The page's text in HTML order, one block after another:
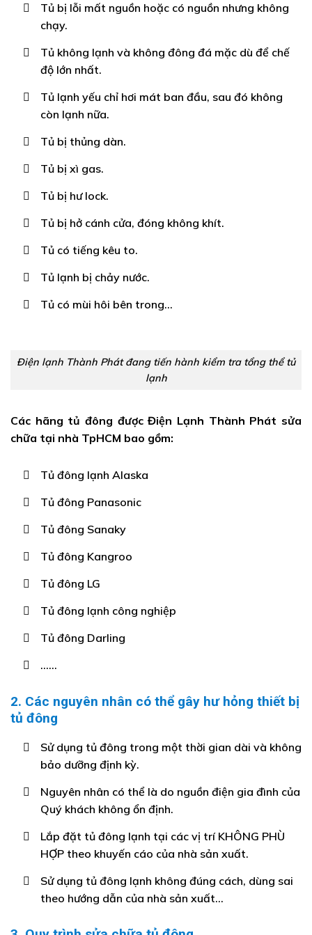
Tủ bị lỗi mất nguồn hoặc có nguồn nhưng không
chạy.
Tủ không lạnh và không đông đá mặc dù để chế
độ lớn nhất.
Tủ lạnh yếu chỉ hơi mát ban đầu, sau đó không
còn lạnh nữa.
Tủ bị thủng dàn.
Tủ bị xì gas.
Tủ bị hư lock.
Tủ bị hở cánh cửa, đóng không khít.
Tủ có tiếng kêu to.
Tủ lạnh bị chảy nước.
Tủ có mùi hôi bên trong…
Điện lạnh Thành Phát đang tiến hành kiểm tra tổng thể tủ
lạnh
Các hãng tủ đông được Điện Lạnh Thành Phát sửa
chữa tại nhà TpHCM bao gồm:
Tủ đông lạnh Alaska
Tủ đông Panasonic
Tủ đông Sanaky
Tủ đông Kangroo
Tủ đông LG
Tủ đông lạnh công nghiệp
Tủ đông Darling
……
2. Các nguyên nhân có thể gây hư hỏng thiết bị
tủ đông
Sử dụng tủ đông trong một thời gian dài và không
bảo dưỡng định kỳ.
Nguyên nhân có thể là do nguồn điện gia đình của
Quý khách không ổn định.
Lắp đặt tủ đông lạnh tại các vị trí KHÔNG PHÙ
HỢP theo khuyến cáo của nhà sản xuất.
Sử dụng tủ đông lạnh không đúng cách, dùng sai
theo hướng dẫn của nhà sản xuất…